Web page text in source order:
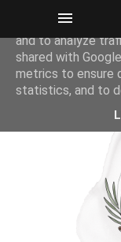
This site uses
and to analyze
shared with
metrics to ensure
statistics, and to